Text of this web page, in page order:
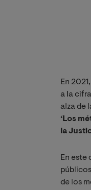
En
a la
alza de
‘Los
la
En este
de los